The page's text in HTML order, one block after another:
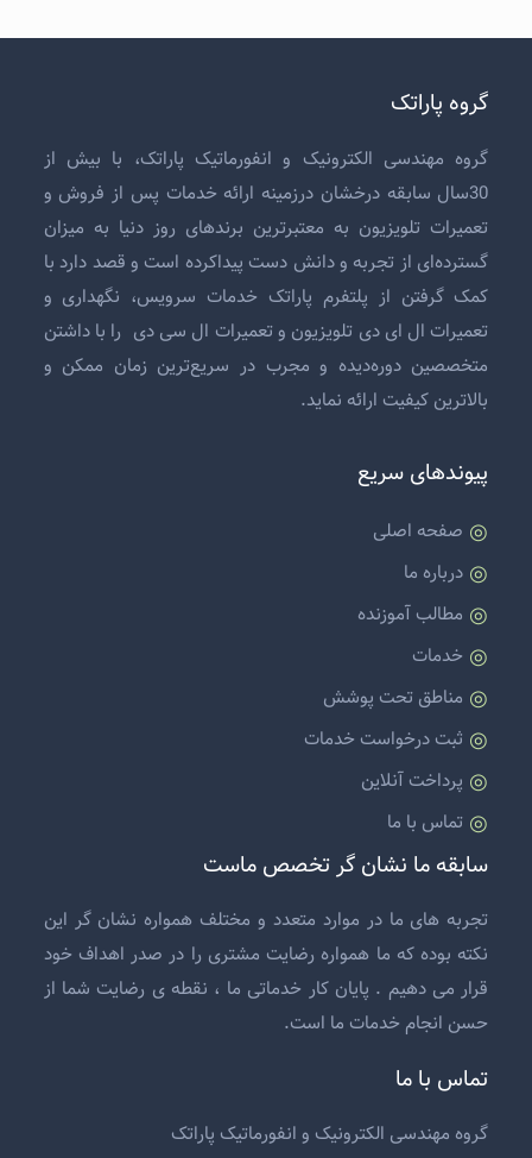
گروه پاراتک
گروه مهندسی الکترونیک و انفورماتیک پاراتک، با بیش از
30سال سابقه درخشان درزمینه ارائه خدمات پس از فروش و
تعمیرات تلویزیون به معتبرترین برندهای روز دنیا به میزان
گسترده‌ای از تجربه و دانش دست پیداکرده است و قصد دارد با
کمک گرفتن از پلتفرم پاراتک خدمات سرویس، نگهداری و
تعمیرات ال ای دی تلویزیون وتعمیرات ال سی دی را با داشتن
متخصصین دوره‌دیده و مجرب در سریع‌ترین زمان ممکن و
بالاترین کیفیت ارائه نماید.
پیوندهای سریع
صفحه اصلی
درباره ما
مطالب آموزنده
خدمات
مناطق تحت پوشش
ثبت درخواست خدمات
پرداخت آنلاین
تماس با ما
سابقه ما نشان گر تخصص ماست
تجربه های ما در موارد متعدد و مختلف همواره نشان گر این
نکته بوده که ما همواره رضایت مشتری را در صدر اهداف خود
قرار می دهیم . پایان کار خدماتی ما ، نقطه ی رضایت شما از
حسن انجام خدمات ما است.
تماس با ما
گروه مهندسی الکترونیک و انفورماتیک پاراتک